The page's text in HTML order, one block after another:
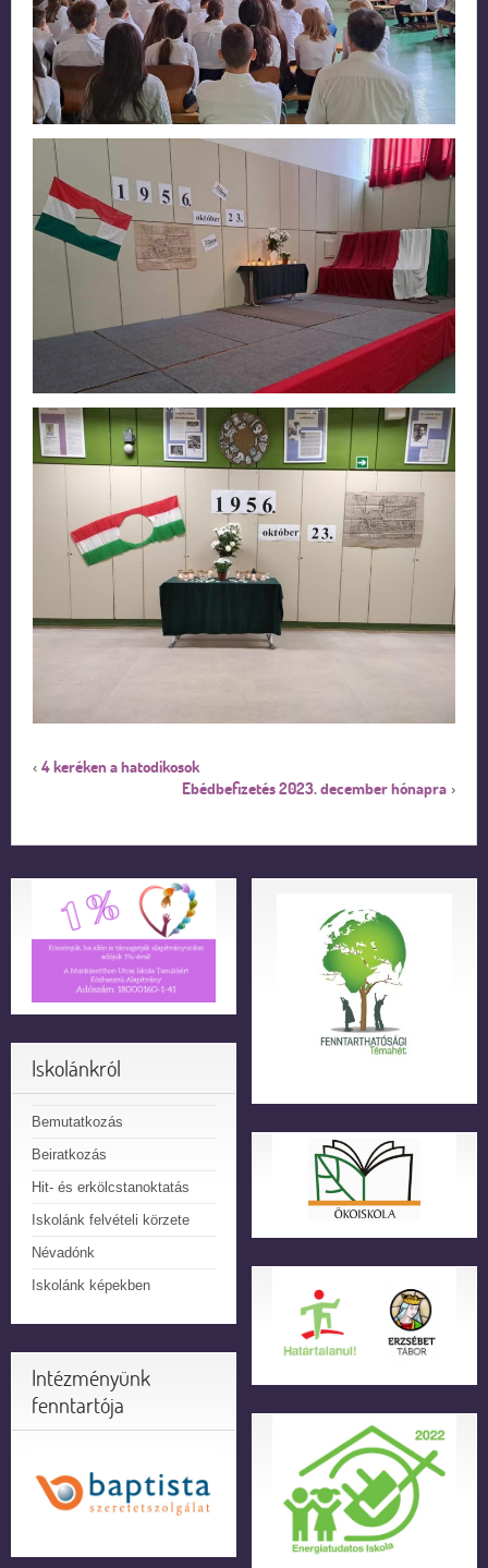
‹ 4 keréken a hatodikosok
Ebédbefizetés 2023. december hónapra ›
Iskolánkról
Bemutatkozás
Beiratkozás
Hit- és erkölcstanoktatás
Iskolánk felvételi körzete
Névadónk
Iskolánk képekben
Intézményünk
fenntartója